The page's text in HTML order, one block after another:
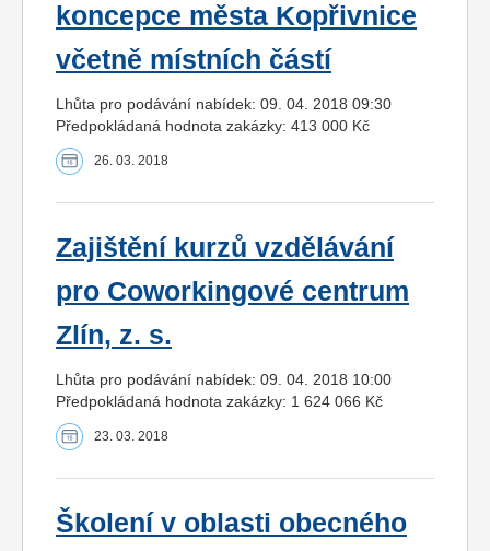
koncepce města Kopřivnice
včetně místních částí
Lhůta pro podávání nabídek: 09. 04. 2018 09:30
Předpokládaná hodnota zakázky: 413 000 Kč
26. 03. 2018
Zajištění kurzů vzdělávání
pro Coworkingové centrum
Zlín, z. s.
Lhůta pro podávání nabídek: 09. 04. 2018 10:00
Předpokládaná hodnota zakázky: 1 624 066 Kč
23. 03. 2018
Školení v oblasti obecného